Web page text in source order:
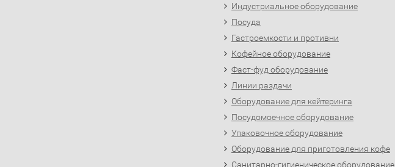
Индустриальное оборудование
Посуда
Гастроемкости и противни
Кофейное оборудование
Фаст-фуд оборудование
Линии раздачи
Оборудование для кейтеринга
Посудомоечное оборудование
Упаковочное оборудование
Оборудование для приготовления кофе
Санитарно-гигиеническое оборудование